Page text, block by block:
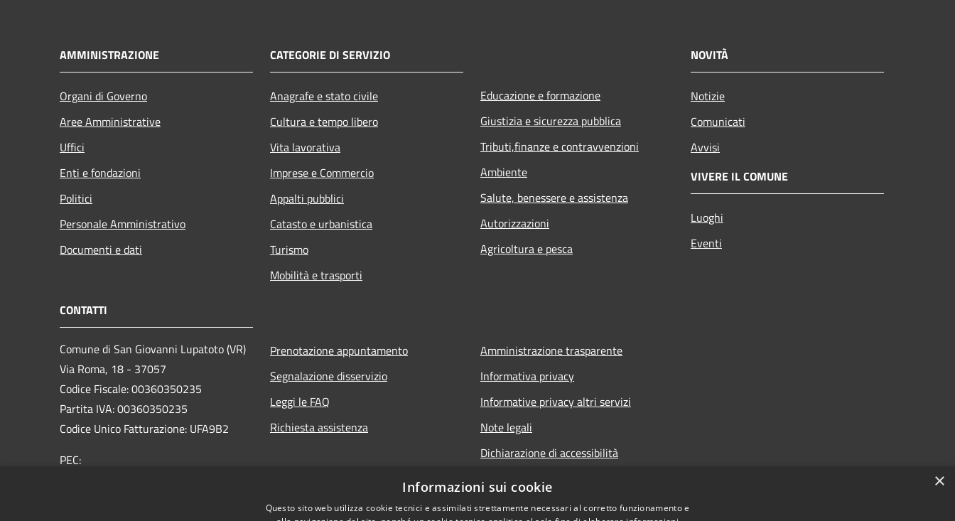
AMMINISTRAZIONE
Organi di Governo
Aree Amministrative
Uffici
Enti e fondazioni
Politici
Personale Amministrativo
Documenti e dati
CATEGORIE DI SERVIZIO
Anagrafe e stato civile
Cultura e tempo libero
Vita lavorativa
Imprese e Commercio
Appalti pubblici
Catasto e urbanistica
Turismo
Mobilità e trasporti
Educazione e formazione
Giustizia e sicurezza pubblica
Tributi,finanze e contravvenzioni
Ambiente
Salute, benessere e assistenza
Autorizzazioni
Agricoltura e pesca
NOVITÀ
Notizie
Comunicati
Avvisi
VIVERE IL COMUNE
Luoghi
Eventi
CONTATTI
Comune di San Giovanni Lupatoto (VR)
Via Roma, 18 - 37057
Codice Fiscale: 00360350235
Partita IVA: 00360350235
Codice Unico Fatturazione: UFA9B2
PEC:
Prenotazione appuntamento
Segnalazione disservizio
Leggi le FAQ
Richiesta assistenza
Amministrazione trasparente
Informativa privacy
Informative privacy altri servizi
Note legali
Dichiarazione di accessibilità
×
Informazioni sui cookie
Questo sito web utilizza cookie tecnici e assimilati strettamente necessari al corretto funzionamento e